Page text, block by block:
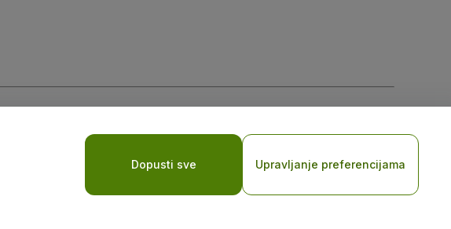
o zaštiti privatnosti za mobilne uređaje
Dopusti sve Upravljanje preferencijama